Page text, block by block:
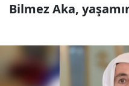
Bilmez Aka,